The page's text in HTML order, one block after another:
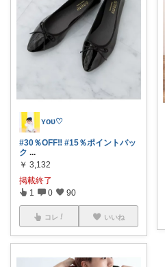
ʏᴏᴜ♡
#30％OFF‼️ #15％ポイントバッ
ク ...
￥ 3,132
掲載終了
1 0 90
コレ いいね